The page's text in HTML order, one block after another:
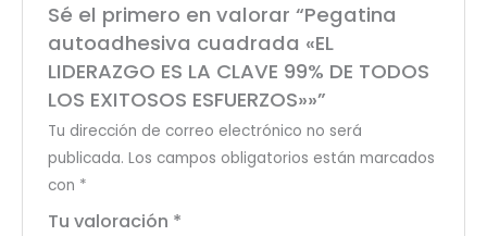
EXITOSOS
ESFUERZOS""
cantidad
Sé el primero en valorar “Pegatina
autoadhesiva cuadrada «EL
LIDERAZGO ES LA CLAVE 99% DE TODOS
LOS EXITOSOS ESFUERZOS»»”
Tu dirección de correo electrónico no será
publicada. Los campos obligatorios están marcados
con *
Tu valoración *